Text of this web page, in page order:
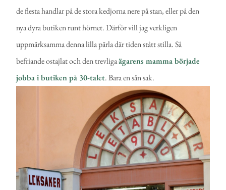
de flesta handlar på de stora kedjorna nere på stan, eller på den
nya dyra butiken runt hörnet. Därför vill jag verkligen
uppmärksamma denna lilla pärla där tiden stått stilla. Så
befriande ostajlat och den trevligaägarens mamma började
jobba i butiken på 30-talet. Bara en sån sak.